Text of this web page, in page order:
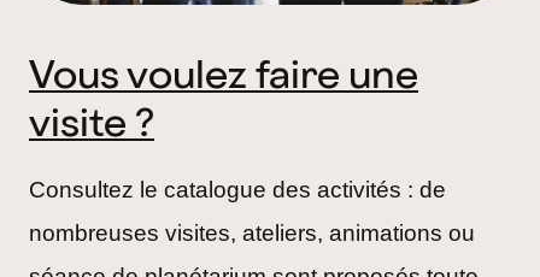
Vous voulez faire une
visite ?
Consultez le catalogue des activités : de
nombreuses visites, ateliers, animations ou